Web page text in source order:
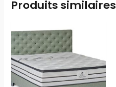
Produits similaires